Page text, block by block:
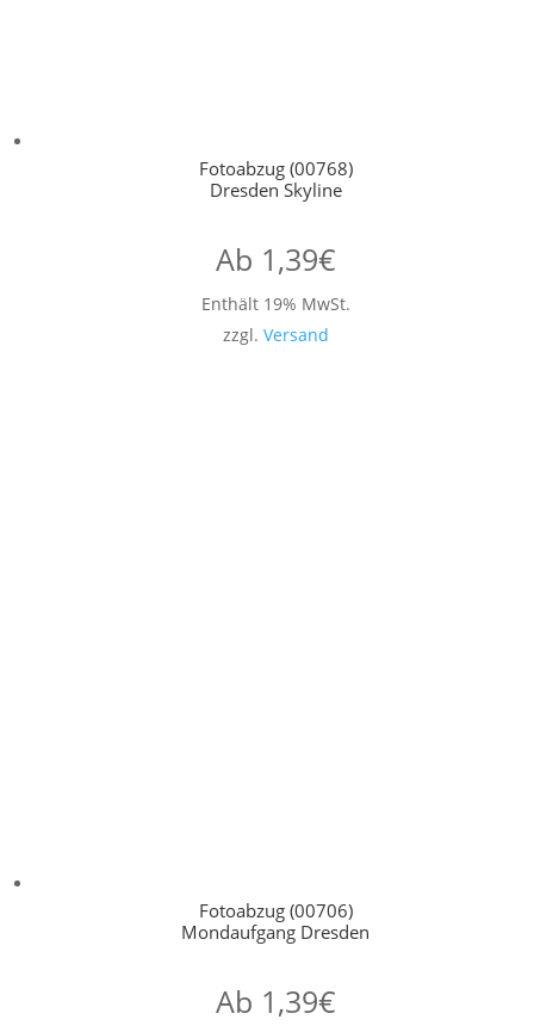
Fotoabzug (00768)
Dresden Skyline
Ab 1,39€
Enthält 19% MwSt.
zzgl. Versand
Fotoabzug (00706)
Mondaufgang Dresden
Ab 1,39€